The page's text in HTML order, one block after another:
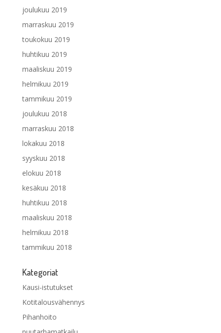
joulukuu 2019
marraskuu 2019
toukokuu 2019
huhtikuu 2019
maaliskuu 2019
helmikuu 2019
tammikuu 2019
joulukuu 2018
marraskuu 2018
lokakuu 2018
syyskuu 2018
elokuu 2018
kesäkuu 2018
huhtikuu 2018
maaliskuu 2018
helmikuu 2018
tammikuu 2018
Kategoriat
Kausi-istutukset
Kotitalousvähennys
Pihanhoito